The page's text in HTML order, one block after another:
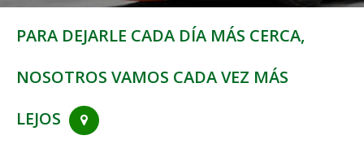
PARA DEJARLE CADA DÍA MÁS CERCA,
NOSOTROS VAMOS CADA VEZ MÁS
LEJOS